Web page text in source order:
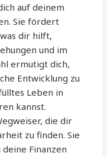
auf deinem
Sie fördert
dir hilft,
und im
ermutigt dich,
Entwicklung zu
Leben in
kannst.
die dir
zu finden. Sie
Finanzen